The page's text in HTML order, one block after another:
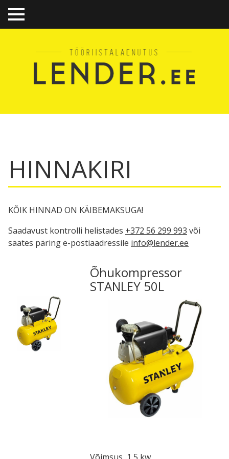
TO
GGL
HINNAKIRI
KÕIK HINNAD ON KÄIBEMAKSUGA!
Saadavust kontrolli helistades +372 56 299 993 või
saates päring e-postiaadressile info@lender.ee
Õhukompressor
STANLEY 50L